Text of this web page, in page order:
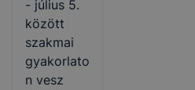
- július 5.
között
szakmai
gyakorlato
n vesz